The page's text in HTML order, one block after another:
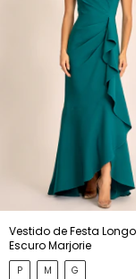
Vestido de Festa
Escuro Marjorie
P M G